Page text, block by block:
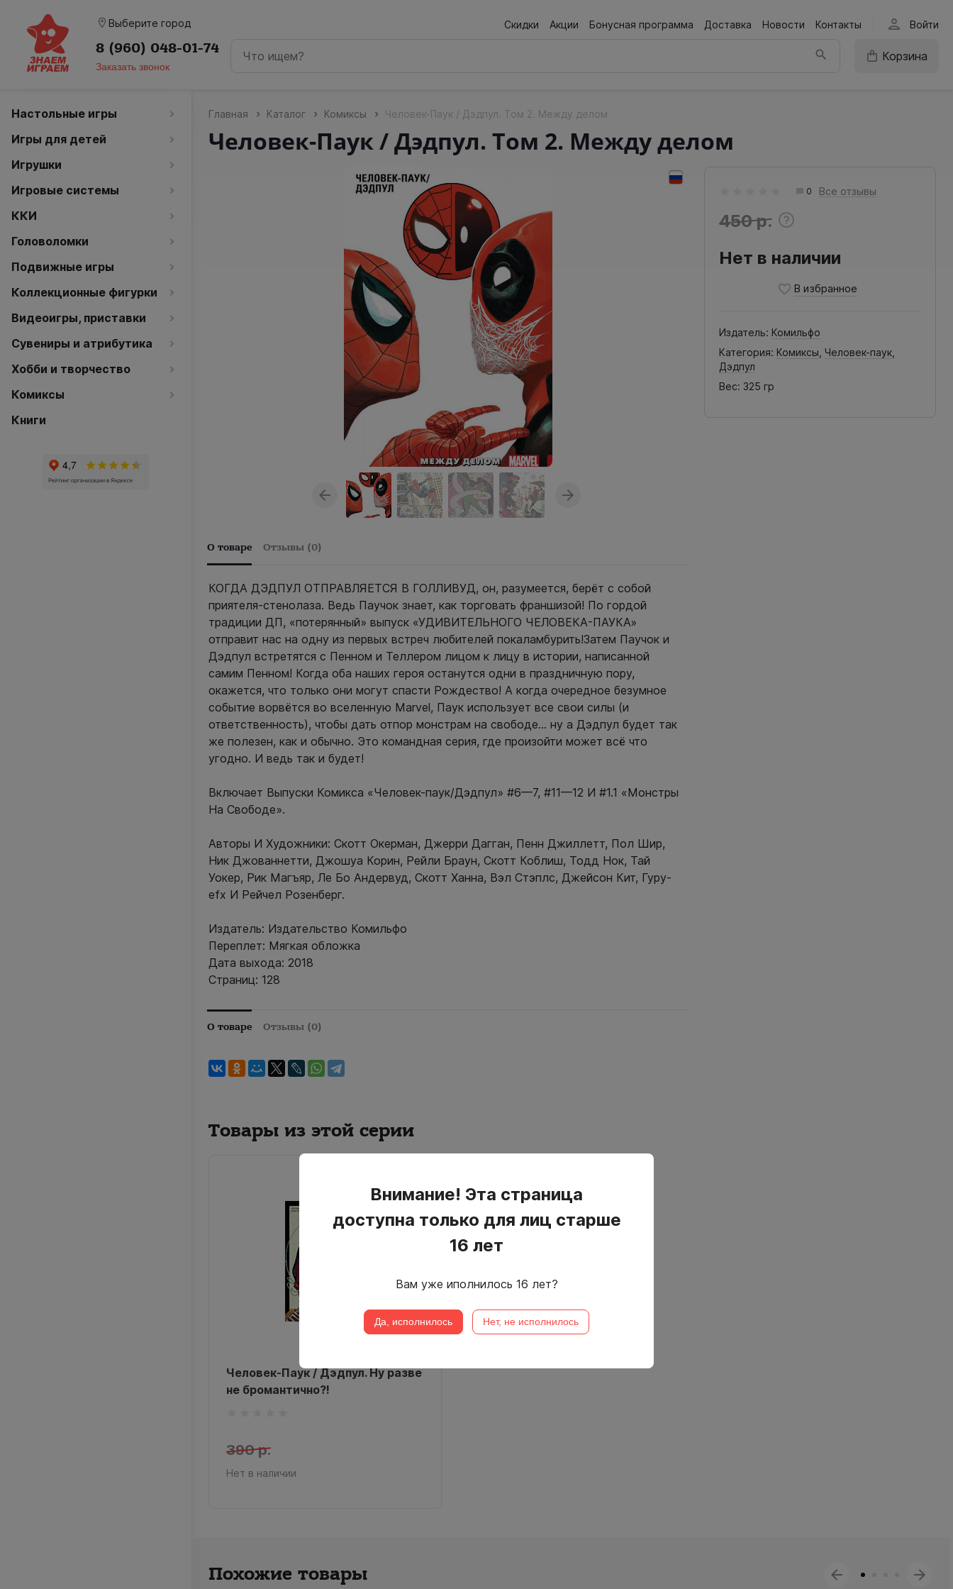
room Выберите город Скидки Акции Бонусная программа Доставка Новости Контакты person Войти
8 (960) 048-01-74
Заказать звонок
Корзина
Настольные игры
Игры для детей
Игрушки
Игровые системы
ККИ
Головоломки
Подвижные игры
Коллекционные фигурки
Видеоигры, приставки
Сувениры и атрибутика
Хобби и творчество
Комиксы
Книги
Главная Каталог Комиксы Человек-Паук / Дэдпул. Том 2. Между делом
Человек-Паук / Дэдпул. Том 2. Между делом
0 Все отзывы
450 р.
Нет в наличии
Издатель: Комильфо
Категория: Комиксы Человек-паук
Дэдпул
Вес: 325 гр
О товаре Отзывы (0)
КОГДА ДЭДПУЛ ОТПРАВЛЯЕТСЯ В ГОЛЛИВУД, он, разумеется, берёт с собой
приятеля-стенолаза. Ведь Паучок знает, как торговать франшизой! По гордой
традиции ДП, «потерянный» выпуск «УДИВИТЕЛЬНОГО ЧЕЛОВЕКА-ПАУКА»
отправит нас на одну из первых встреч любителей покаламбурить!Затем Паучок и
Дэдпул встретятся с Пенном и Теллером лицом к лицу в истории, написанной
самим Пенном! Когда оба наших героя останутся одни в праздничную пору,
окажется, что только они могут спасти Рождество! А когда очередное безумное
событие ворвётся во вселенную Marvel, Паук использует все свои силы (и
ответственность), чтобы дать отпор монстрам на свободе… ну а Дэдпул будет так
же полезен, как и обычно. Это командная серия, где произойти может всё что
угодно. И ведь так и будет!
Включает Выпуски Комикса «Человек-паук/Дэдпул» #6—7, #11—12 И #1.1 «Монстры
На Свободе».
Авторы И Художники: Скотт Окерман, Джерри Дагган, Пенн Джиллетт, Пол Шир,
Ник Джованнетти, Джошуа Корин, Рейли Браун, Скотт Коблиш, Тодд Нок, Тай
Уокер, Рик Магъяр, Ле Бo Андервуд, Скотт Ханна, Вэл Стэплс, Джейсон Кит, Гуру-
efx И Рейчел Розенберг.
Издатель: Издательство Комильфо
Переплет: Мягкая обложка
Дата выхода: 2018
Страниц: 128
О товаре Отзывы (0)
Товары из этой серии
Человек-Паук / Дэдпул. Ну разве
не бромантично?!
390 р.
Нет в наличии
Похожие товары
Внимание! Эта страница
доступна только для лиц старше
16 лет
Вам уже иполнилось 16 лет?
Да, исполнилось Нет, не исполнилось